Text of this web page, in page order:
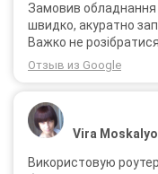
Замовив обладнання
швидко, акуратно
Важко не
Отзыв из Google
Vira
Використовую